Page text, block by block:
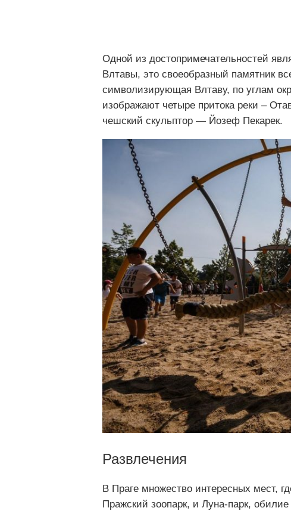
Одной из достопримечательностей
Влтавы, это своеобразный памятник
символизирующая Влтаву, по углам
изображают четыре притока реки –
чешский скульптор — Йозеф Пекарек.
Развлечения
В Праге множество интересных мест,
Пражский зоопарк, и Луна-парк,